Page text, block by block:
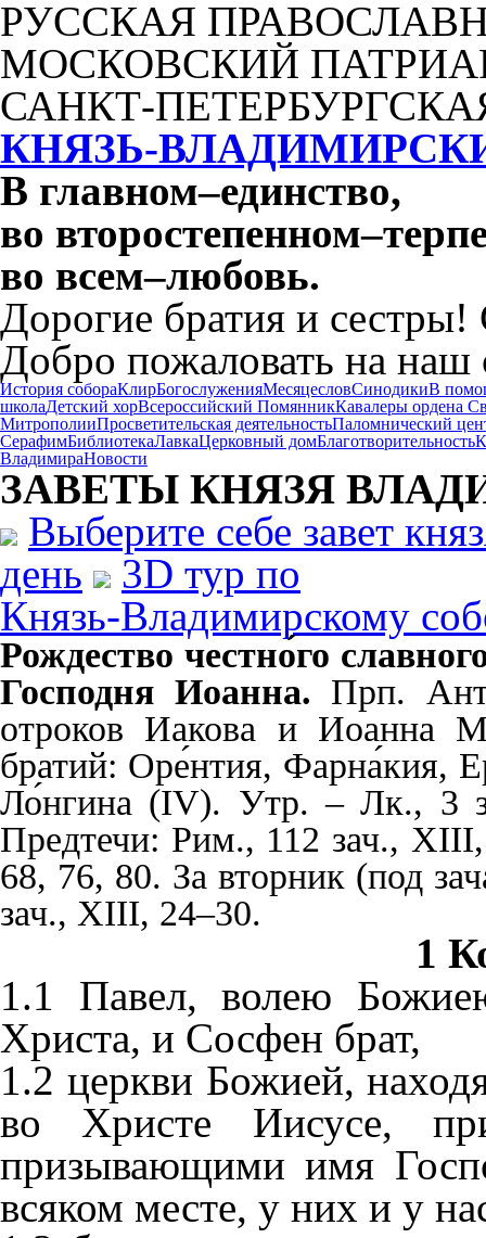
РУССКАЯ
МОСКОВСКИЙ
САНКТ-
КНЯЗЬ-
В главном–единство,
во второстепенном–
во всем–любовь.
Дорогие братия и
Добро пожаловать на наш
История собораКлирБогослуженияМесяцесловСинодикиВ
школаДетский хорВсероссийский ПомянникКавалеры ордена
МитрополииПросветительская деятельностьПаломнический
СерафимБиблиотекаЛавкаЦерковный домБлаготворительность
ВладимираНовости
ЗАВЕТЫ КНЯЗЯ
Выберите себе завет
день
3D тур по
Князь-Владимирскому
Рождество честно́го
Господня Иоанна. Прп.
отроков Иакова и Иоанна
братий: Оре́нтия, Фарна́кия,
Ло́нгина (IV). Утр. – Лк., 3
Предтечи: Рим., 112 зач.,
68, 76, 80. За вторник (под
зач., XIII, 24–30.
1
1.1 Павел, волею
Христа, и Сосфен брат,
1.2 церкви Божией,
во Христе Иисусе,
призывающими имя
всяком месте, у них и у